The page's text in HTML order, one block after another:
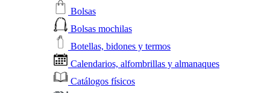
Bolsas
Bolsas mochilas
Botellas, bidones y termos
Calendarios, alfombrillas y almanaques
Catálogos físicos